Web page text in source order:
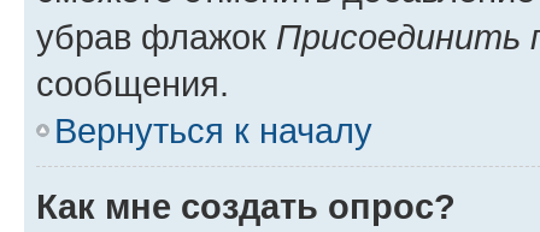
убрав флажок Присоединить
сообщения.
Вернуться к началу
Как мне создать опрос?